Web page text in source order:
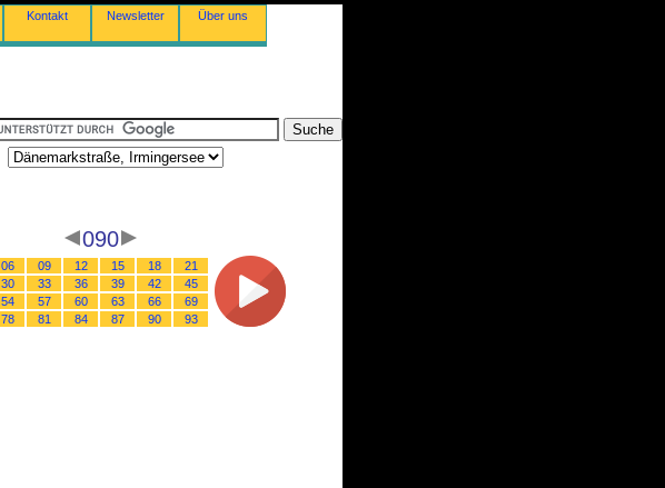
Kontakt Newsletter Über uns
090
06 09 12 15 18
21
30 33 36 39 42
45
54 57 60 63 66
69
78 81 84 87 90 93